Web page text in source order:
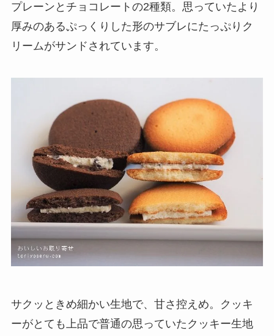
プレーンとチョコレートの2種類。思っていたより
厚みのあるぷっくりした形のサブレにたっぷりク
リームがサンドされています。
サクッときめ細かい生地で、甘さ控えめ。クッキ
ーがとても上品で普通の思っていたクッキー生地